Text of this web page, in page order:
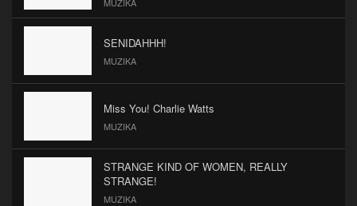
SENIDAHHH!
MUZIKA
Miss You! Charlie Watts
MUZIKA
STRANGE KIND OF WOMEN, REALLY
STRANGE!
MUZIKA